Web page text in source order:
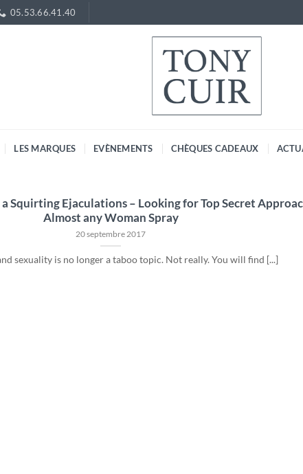
05.53.66.41.40
LES MARQUES EVÈNEMENTS CHÈQUES CADEAUX
Squirting Ejaculations – Looking for Top Secret
Almost any Woman Spray
20 septembre 2017
sexuality is no longer a taboo topic. Not really. You will find [...]